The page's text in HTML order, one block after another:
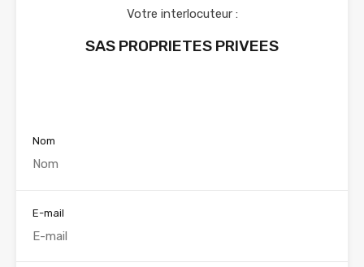
Votre interlocuteur :
SAS PROPRIETES PRIVEES
Nom
E-mail